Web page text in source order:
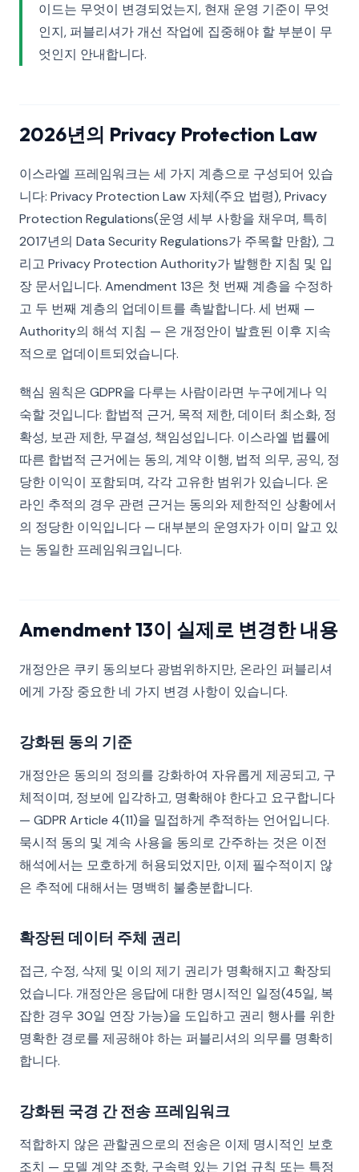
이드는 무엇이 변경되었는지, 현재 운영 기준이 무엇
인지, 퍼블리셔가 개선 작업에 집중해야 할 부분이 무
엇인지 안내합니다.
2026년의 Privacy Protection Law
이스라엘 프레임워크는 세 가지 계층으로 구성되어 있습
니다: Privacy Protection Law 자체(주요 법령), Privacy
Protection Regulations(운영 세부 사항을 채우며, 특히
2017년의 Data Security Regulations가 주목할 만함), 그
리고 Privacy Protection Authority가 발행한 지침 및 입
장 문서입니다. Amendment 13은 첫 번째 계층을 수정하
고 두 번째 계층의 업데이트를 촉발합니다. 세 번째 —
Authority의 해석 지침 — 은 개정안이 발효된 이후 지속
적으로 업데이트되었습니다.
핵심 원칙은 GDPR을 다루는 사람이라면 누구에게나 익
숙할 것입니다: 합법적 근거, 목적 제한, 데이터 최소화, 정
확성, 보관 제한, 무결성, 책임성입니다. 이스라엘 법률에
따른 합법적 근거에는 동의, 계약 이행, 법적 의무, 공익, 정
당한 이익이 포함되며, 각각 고유한 범위가 있습니다. 온
라인 추적의 경우 관련 근거는 동의와 제한적인 상황에서
의 정당한 이익입니다 — 대부분의 운영자가 이미 알고 있
는 동일한 프레임워크입니다.
Amendment 13이 실제로 변경한 내용
개정안은 쿠키 동의보다 광범위하지만, 온라인 퍼블리셔
에게 가장 중요한 네 가지 변경 사항이 있습니다.
강화된 동의 기준
개정안은 동의의 정의를 강화하여 자유롭게 제공되고, 구
체적이며, 정보에 입각하고, 명확해야 한다고 요구합니다
— GDPR Article 4(11)을 밀접하게 추적하는 언어입니다.
묵시적 동의 및 계속 사용을 동의로 간주하는 것은 이전
해석에서는 모호하게 허용되었지만, 이제 필수적이지 않
은 추적에 대해서는 명백히 불충분합니다.
확장된 데이터 주체 권리
접근, 수정, 삭제 및 이의 제기 권리가 명확해지고 확장되
었습니다. 개정안은 응답에 대한 명시적인 일정(45일, 복
잡한 경우 30일 연장 가능)을 도입하고 권리 행사를 위한
명확한 경로를 제공해야 하는 퍼블리셔의 의무를 명확히
합니다.
강화된 국경 간 전송 프레임워크
적합하지 않은 관할권으로의 전송은 이제 명시적인 보호
조치 — 모델 계약 조항, 구속력 있는 기업 규칙 또는 특정